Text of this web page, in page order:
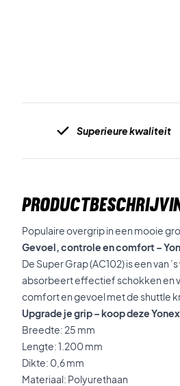
Superieure kwaliteit
Populaire overgrip in een mooie
Gevoel, controle en comfort –
De Super Grap (AC102) is een van
absorbeert effectief schokken en
comfort en gevoel met de shuttle
Upgrade je grip – koop deze
Breedte: 25 mm
Lengte: 1.200 mm
Dikte: 0,6 mm
Materiaal: Polyurethaan